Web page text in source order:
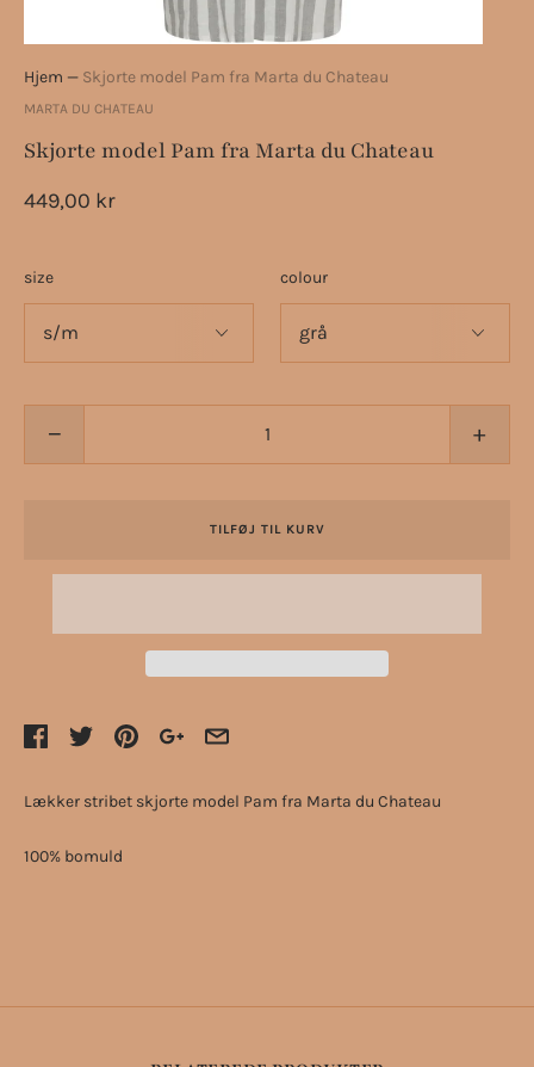
Hjem — Skjorte model Pam fra Marta du Chateau
MARTA DU CHATEAU
Skjorte model Pam fra Marta du Chateau
449,00 kr
size colour
− +
TILFØJ TIL KURV
Lækker stribet skjorte model Pam fra Marta du Chateau
100% bomuld